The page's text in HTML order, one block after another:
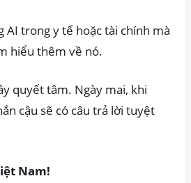
AI trong y tế hoặc tài chính mà
hiểu thêm về nó.
quyết tâm. Ngày mai, khi
cậu sẽ có câu trả lời tuyệt
Nam!